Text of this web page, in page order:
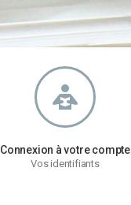
Connexion à votre compte
Vos identifiants